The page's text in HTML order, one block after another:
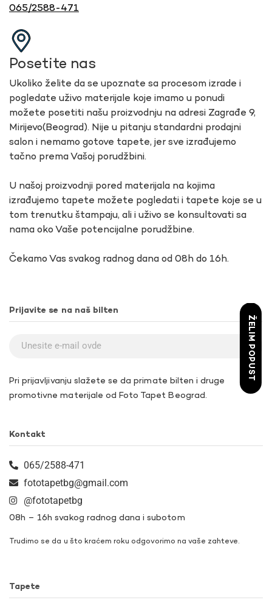
065/2588-471
Posetite nas
Ukoliko želite da se upoznate sa procesom izrade i
pogledate uživo materijale koje imamo u ponudi
možete posetiti našu proizvodnju na adresi Zagrađe 9,
Mirijevo(Beograd). Nije u pitanju standardni prodajni
salon i nemamo gotove tapete, jer sve izrađujemo
tačno prema Vašoj porudžbini.
U našoj proizvodnji pored materijala na kojima
izrađujemo tapete možete pogledati i tapete koje se u
tom trenutku štampaju, ali i uživo se konsultovati sa
nama oko Vaše potencijalne porudžbine.
Čekamo Vas svakog radnog dana od 08h do 16h.
Prijavite se na naš bilten
Pri prijavljivanju slažete se da primate bilten i druge
promotivne materijale od Foto Tapet Beograd.
Kontakt
065/2588-471
fototapetbg@gmail.com
@fototapetbg
08h – 16h svakog radnog dana i subotom
Trudimo se da u što kraćem roku odgovorimo na vaše zahteve.
Tapete
ŽELIM POPUST